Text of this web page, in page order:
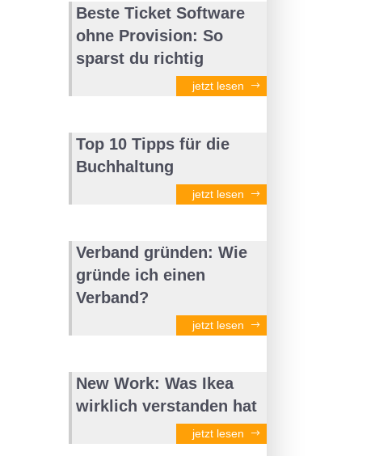
Beste Ticket Software
ohne Provision: So
sparst du richtig
jetzt lesen
Top 10 Tipps für die
Buchhaltung
jetzt lesen
Verband gründen: Wie
gründe ich einen
Verband?
jetzt lesen
New Work: Was Ikea
wirklich verstanden hat
jetzt lesen